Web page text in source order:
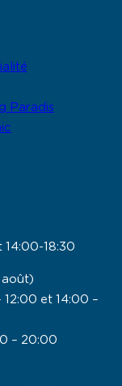
Paradis
14:00-18:30
12:00 et 14:00 –
– 20:00